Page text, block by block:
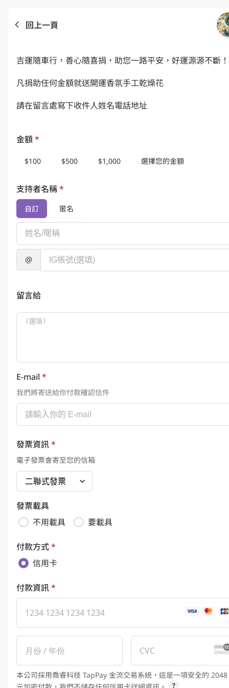
回上一頁
吉運隨車行，善心隨喜捐，助您一路平安，好運源源不斷！
凡捐助任何金額就送開運香氛手工乾燥花
請在留言處寫下收件人姓名電話地址
金額*
$100 $500 $1,000 選擇您的金額
支持者名稱*
自訂 匿名
@
留言給
E-mail *
我們將寄送給你付款確認信件
發票資訊*
電子發票會寄至您的信箱
發票載具
不用載具
要載具
付款方式*
信用卡
付款資訊*
本公司採用喬睿科技 TapPay 金流交易系統，這是一項安全的